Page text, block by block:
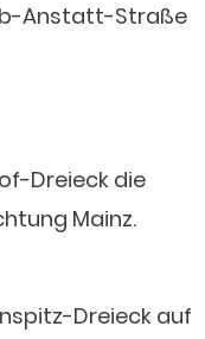
Anstatt-Straße
Dreieck die
Mainz.
Dreieck auf